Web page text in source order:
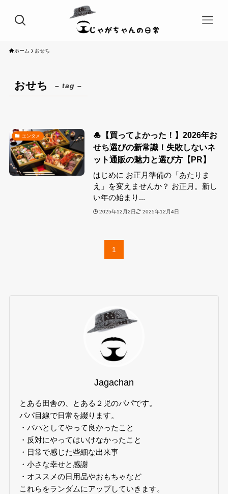
ホーム おせち
おせち – tag –
エンタメ
🎍【買ってよかった！】2026年お
せち選びの新常識！失敗しないネ
ット通販の魅力と選び方【PR】
はじめに お正月準備の「あたりま
え」を変えませんか？ お正月。新し
い年の始まり...
2025年12月2日 2025年12月4日
1
Jagachan
とある田舎の、とある２児のパパです。
パパ目線で日常を綴ります。
・パパとしてやって良かったこと
・反対にやってはいけなかったこと
・日常で感じた些細な出来事
・小さな幸せと感謝
・オススメの日用品やおもちゃなど
これらをランダムにアップしていきます。